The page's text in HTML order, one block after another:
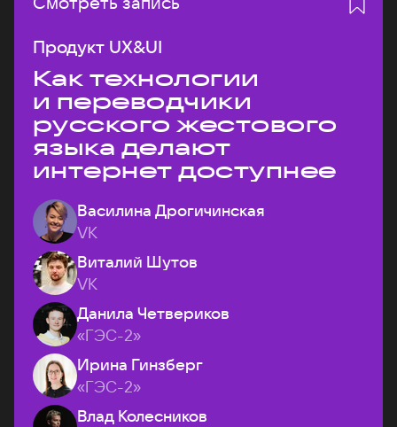
Продукт UX&UI
Как технологии
и переводчики
русского жестового
языка делают
интернет доступнее
Василина Дрогичинская
VK
Виталий Шутов
VK
Данила Четвериков
«ГЭС-2»
Ирина Гинзберг
«ГЭС-2»
Влад Колесников